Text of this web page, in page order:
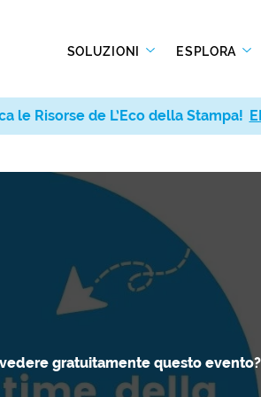
SOLUZIONI ESPLORA
gratuitamente questo evento?
le Risorse de L’Eco della Stampa!
le Risorse de L’Eco della Stampa!